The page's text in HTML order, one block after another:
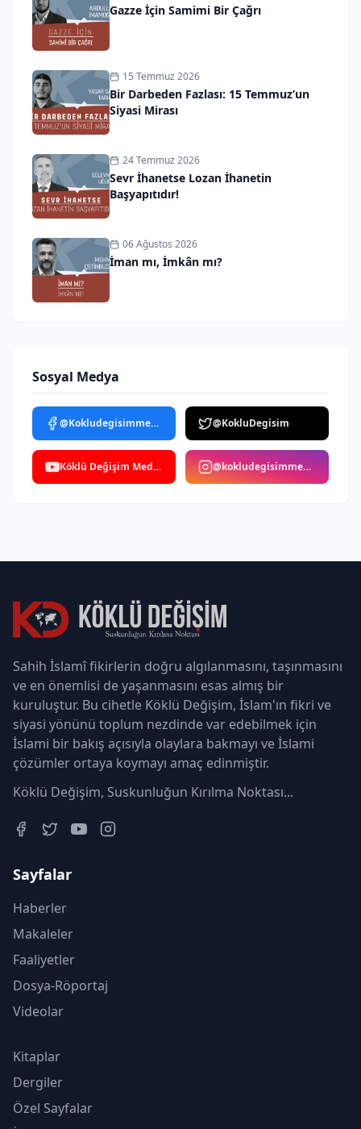
Gazze İçin Samimi Bir Çağrı
15 Temmuz 2026
Bir Darbeden Fazlası: 15 Temmuz’un
Siyasi Mirası
24 Temmuz 2026
Sevr İhanetse Lozan İhanetin
Başyapıtıdır!
06 Ağustos 2026
İman mı, İmkân mı?
Sosyal Medya
@Kokludegisimmedya @KokluDegisim
Köklü Değişim Medya @kokludegisimmedya
Sahih İslamî fikirlerin doğru algılanmasını, taşınmasını
ve en önemlisi de yaşanmasını esas almış bir
kuruluştur. Bu cihetle Köklü Değişim, İslam'ın fikri ve
siyasi yönünü toplum nezdinde var edebilmek için
İslami bir bakış açısıyla olaylara bakmayı ve İslami
çözümler ortaya koymayı amaç edinmiştir.
Köklü Değişim, Suskunluğun Kırılma Noktası...
Sayfalar
Haberler
Makaleler
Faaliyetler
Dosya-Röportaj
Videolar
Kitaplar
Dergiler
Özel Sayfalar